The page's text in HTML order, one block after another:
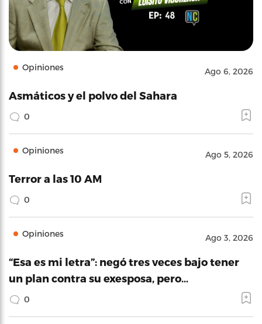
Opiniones Ago 6, 2026
Asmáticos y el polvo del Sahara
0
Opiniones Ago 5, 2026
Terror a las 10 AM
0
Opiniones Ago 3, 2026
“Esa es mi letra”: negó tres veces bajo tener
un plan contra su exesposa, pero…
0